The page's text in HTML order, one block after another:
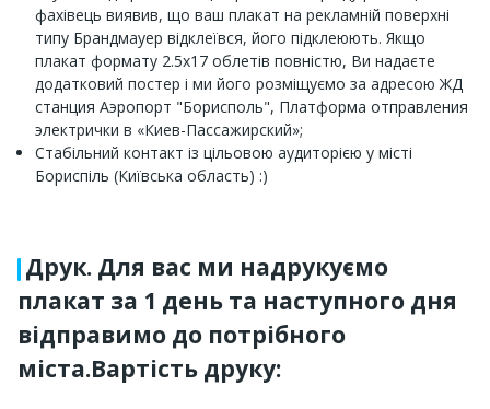
фахівець виявив, що ваш плакат на рекламній поверхні
типу Брандмауер відклеївся, його підклеюють. Якщо
плакат формату 2.5x17 облетів повністю, Ви надаєте
додатковий постер і ми його розміщуємо за адресою ЖД
станция Аэропорт "Борисполь", Платформа отправления
электрички в «Киев-Пассажирский»;
Стабільний контакт із цільовою аудиторією у місті
Бориспіль (Київська область) :)
Друк. Для вас ми надрукуємо
плакат за 1 день та наступного дня
відправимо до потрібного
міста.Вартість друку: